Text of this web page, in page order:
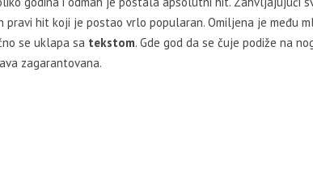
pravi hit koji je postao vrlo popularan. Omiljena je među
se uklapa sa tekstom. Gde god da se čuje podiže na
zagarantovana.